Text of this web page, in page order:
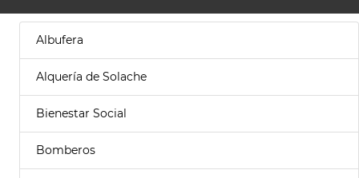
Albufera
Alquería de Solache
Bienestar Social
Bomberos